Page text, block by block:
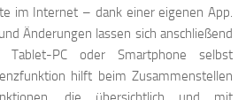
im Internet – dank einer eigenen App.
Änderungen lassen sich anschließend
PC oder Smartphone selbst
hilft beim Zusammenstellen